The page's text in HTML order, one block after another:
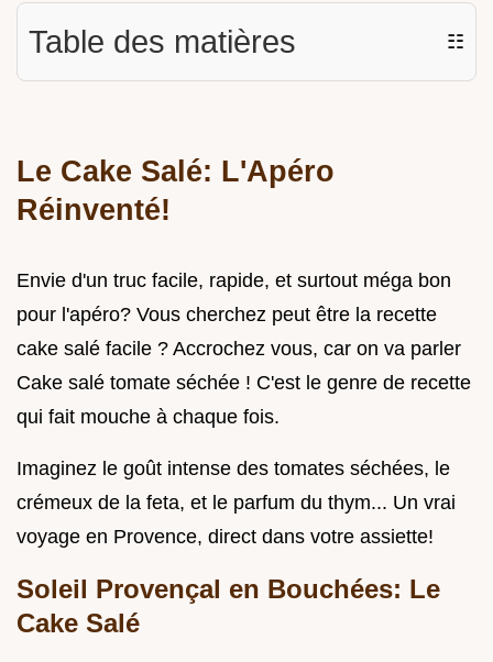
Table des matières ☷
Le Cake Salé: L'Apéro
Réinventé!
Envie d'un truc facile, rapide, et surtout méga bon
pour l'apéro? Vous cherchez peut être la recette
cake salé facile ? Accrochez vous, car on va parler
Cake salé tomate séchée ! C'est le genre de recette
qui fait mouche à chaque fois.
Imaginez le goût intense des tomates séchées, le
crémeux de la feta, et le parfum du thym... Un vrai
voyage en Provence, direct dans votre assiette!
Soleil Provençal en Bouchées: Le
Cake Salé